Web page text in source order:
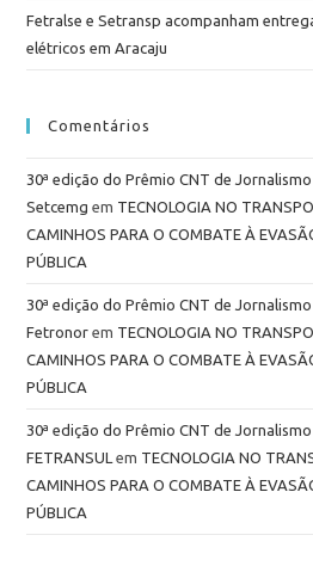
Fetralse e Setransp acompanham
elétricos em Aracaju
Comentários
30ª edição do Prêmio CNT de
Setcemg em TECNOLOGIA NO
CAMINHOS PARA O COMBATE À
PÚBLICA
30ª edição do Prêmio CNT de
Fetronor em TECNOLOGIA NO
CAMINHOS PARA O COMBATE À
PÚBLICA
30ª edição do Prêmio CNT de
FETRANSUL em TECNOLOGIA NO
CAMINHOS PARA O COMBATE À
PÚBLICA